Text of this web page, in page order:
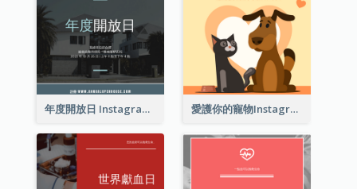
年度開放日 Instagram 帖子 愛護你的寵物Instagram帖子